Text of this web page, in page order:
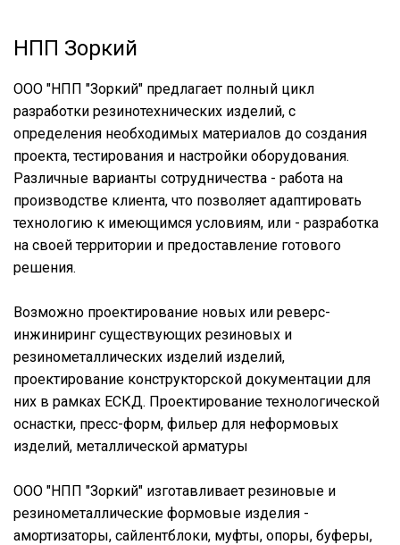
НПП Зоркий
ООО "НПП "Зоркий" предлагает полный цикл
разработки резинотехнических изделий, с
определения необходимых материалов до создания
проекта, тестирования и настройки оборудования.
Различные варианты сотрудничества - работа на
производстве клиента, что позволяет адаптировать
технологию к имеющимся условиям, или - разработка
на своей территории и предоставление готового
решения.
Возможно проектирование новых или реверс-
инжиниринг существующих резиновых и
резинометаллических изделий изделий,
проектирование конструкторской документации для
них в рамках ЕСКД. Проектирование технологической
оснастки, пресс-форм, фильер для неформовых
изделий, металлической арматуры
ООО "НПП "Зоркий" изготавливает резиновые и
резинометаллические формовые изделия -
амортизаторы, сайлентблоки, муфты, опоры, буферы,